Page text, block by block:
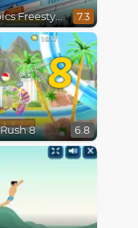
Olympics Freestyle 7.3
8
8 6.8